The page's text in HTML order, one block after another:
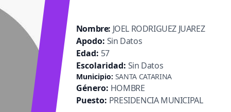
Nombre: JOEL RODRIGUEZ JUAREZ
Apodo: Sin Datos
Edad: 57
Escolaridad: Sin Datos
Municipio: SANTA CATARINA
Género: HOMBRE
Puesto: PRESIDENCIA MUNICIPAL